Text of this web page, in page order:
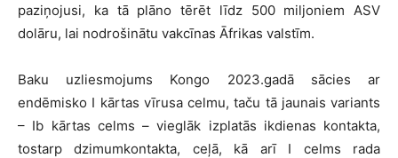
paziņojusi, ka tā plāno tērēt līdz 500 miljoniem ASV
dolāru, lai nodrošinātu vakcīnas Āfrikas valstīm.
Baku uzliesmojums Kongo 2023.gadā sācies ar
endēmisko I kārtas vīrusa celmu, taču tā jaunais variants
– Ib kārtas celms – vieglāk izplatās ikdienas kontakta,
tostarp dzimumkontakta, ceļā, kā arī I celms rada